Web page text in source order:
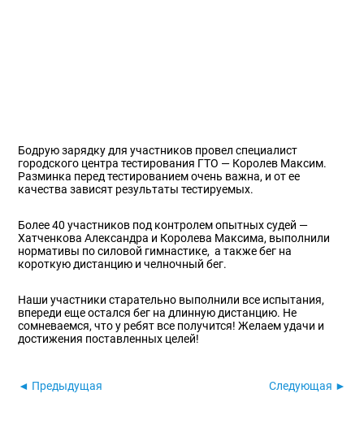
Бодрую зарядку для участников провел специалист
городского центра тестирования ГТО — Королев Максим.
Разминка перед тестированием очень важна, и от ее
качества зависят результаты тестируемых.
Более 40 участников под контролем опытных судей —
Хатченкова Александра и Королева Максима, выполнили
нормативы по силовой гимнастике, а также бег на
короткую дистанцию и челночный бег.
Наши участники старательно выполнили все испытания,
впереди еще остался бег на длинную дистанцию. Не
сомневаемся, что у ребят все получится! Желаем удачи и
достижения поставленных целей!
◄ Предыдущая Следующая ►